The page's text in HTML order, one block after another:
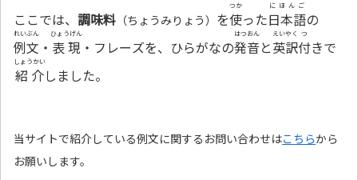
ここでは、 調味料 （ちょうみりょう） を使
つか
った日本語
にほんご
の
例文
れいぶん
・ 表現
ひょうげん
・フレーズを、ひらがなの発音
はつおん
と英訳
えいやく
付
つ
きで
紹介
しょうかい
しました。
当サイトで紹介している例文に関するお問い合わせはこちらから
お願いします。